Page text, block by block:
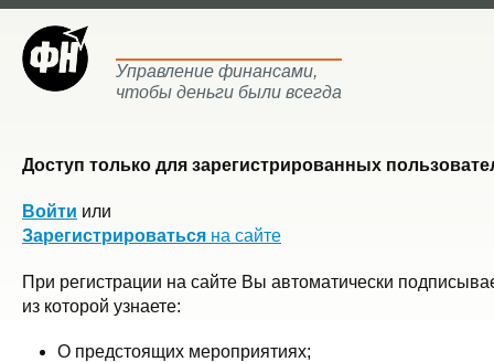
Управление финансами,
чтобы деньги были всегда
Доступ только для зарегистрированных
Войти или
Зарегистрироваться на сайте
При регистрации на сайте Вы автоматически
из которой узнаете:
О предстоящих мероприятиях;